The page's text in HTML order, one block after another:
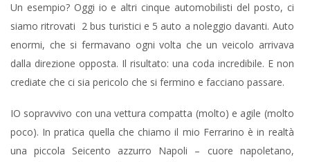
Un esempio? Oggi io e altri cinque automobilisti del posto, ci
siamo ritrovati 2 bus turistici e 5 auto a noleggio davanti. Auto
enormi, che si fermavano ogni volta che un veicolo arrivava
dalla direzione opposta. Il risultato: una coda incredibile. E non
crediate che ci sia pericolo che si fermino e facciano passare.
IO sopravvivo con una vettura compatta (molto) e agile (molto
poco). In pratica quella che chiamo il mio Ferrarino è in realtà
una piccola Seicento azzurro Napoli – cuore napoletano,